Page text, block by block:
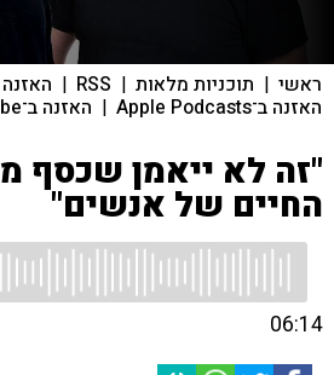
ראשי | תוכניות מלאות |
RSS
|
האזנה ב־Apple Podcasts | האזנה ב־youtube
"זה לא ייאמן שכסף
החיים של אנשים"
06:14